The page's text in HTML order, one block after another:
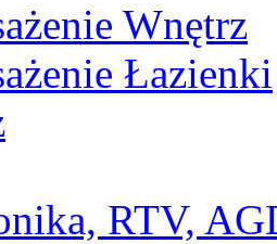
Wnętrz
Łazienki
RTV,